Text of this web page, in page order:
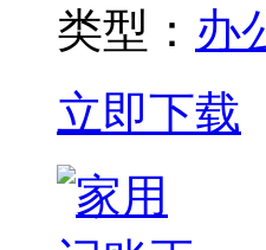
类型： 办
立即下载